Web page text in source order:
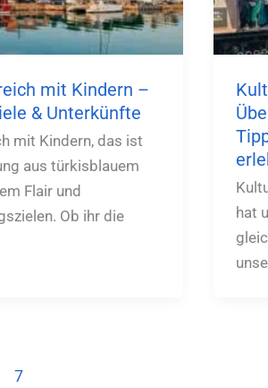
mit Kindern –
& Unterkünfte
mit Kindern, das ist
aus türkisblauem
Flair und
Ob ihr die
hat
7